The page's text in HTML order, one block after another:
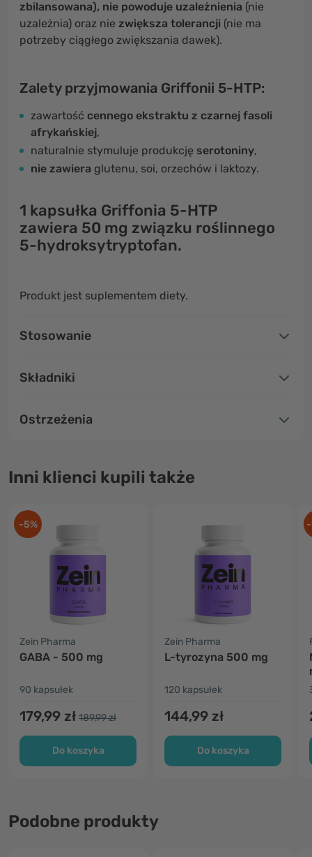
zbilansowana), nie powoduje uzależnienia (nie
uzależnia) oraz nie zwiększa tolerancji (nie ma
potrzeby ciągłego zwiększania dawek).
Zalety przyjmowania Griffonii 5-HTP:
zawartość cennego ekstraktu z czarnej fasoli
afrykańskiej,
naturalnie stymuluje produkcję serotoniny,
nie zawiera glutenu, soi, orzechów i laktozy.
1 kapsułka Griffonia 5-HTP
zawiera 50 mg związku roślinnego
5-hydroksytryptofan.
Produkt jest suplementem diety.
Stosowanie
Składniki
Ostrzeżenia
Inni klienci kupili także
-5%
Zein Pharma
GABA - 500 mg
90 kapsułek
179,99 zł 189,99 zł
Do koszyka
Zein Pharma
L-tyrozyna 500 mg
120 kapsułek
144,99 zł
Do koszyka
Podobne produkty